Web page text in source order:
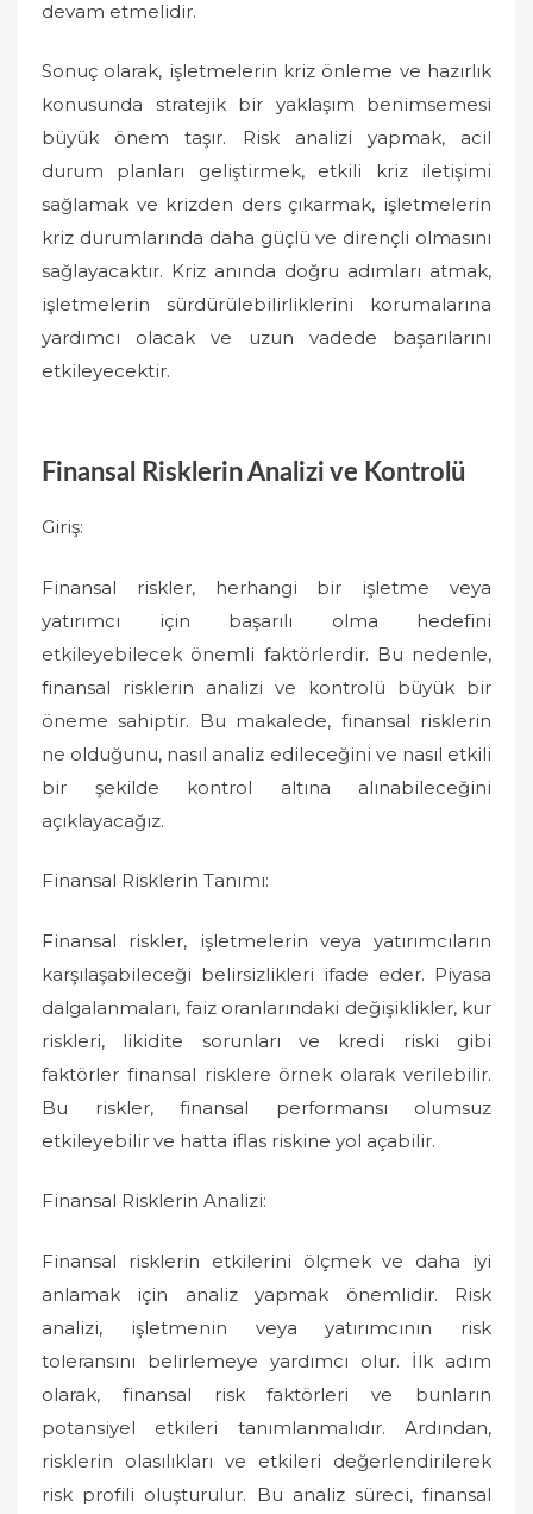
devam etmelidir.
Sonuç olarak, işletmelerin kriz önleme ve hazırlık
konusunda stratejik bir yaklaşım benimsemesi
büyük önem taşır. Risk analizi yapmak, acil
durum planları geliştirmek, etkili kriz iletişimi
sağlamak ve krizden ders çıkarmak, işletmelerin
kriz durumlarında daha güçlü ve dirençli olmasını
sağlayacaktır. Kriz anında doğru adımları atmak,
işletmelerin sürdürülebilirliklerini korumalarına
yardımcı olacak ve uzun vadede başarılarını
etkileyecektir.
Finansal Risklerin Analizi ve Kontrolü
Giriş:
Finansal riskler, herhangi bir işletme veya
yatırımcı için başarılı olma hedefini
etkileyebilecek önemli faktörlerdir. Bu nedenle,
finansal risklerin analizi ve kontrolü büyük bir
öneme sahiptir. Bu makalede, finansal risklerin
ne olduğunu, nasıl analiz edileceğini ve nasıl etkili
bir şekilde kontrol altına alınabileceğini
açıklayacağız.
Finansal Risklerin Tanımı:
Finansal riskler, işletmelerin veya yatırımcıların
karşılaşabileceği belirsizlikleri ifade eder. Piyasa
dalgalanmaları, faiz oranlarındaki değişiklikler, kur
riskleri, likidite sorunları ve kredi riski gibi
faktörler finansal risklere örnek olarak verilebilir.
Bu riskler, finansal performansı olumsuz
etkileyebilir ve hatta iflas riskine yol açabilir.
Finansal Risklerin Analizi:
Finansal risklerin etkilerini ölçmek ve daha iyi
anlamak için analiz yapmak önemlidir. Risk
analizi, işletmenin veya yatırımcının risk
toleransını belirlemeye yardımcı olur. İlk adım
olarak, finansal risk faktörleri ve bunların
potansiyel etkileri tanımlanmalıdır. Ardından,
risklerin olasılıkları ve etkileri değerlendirilerek
risk profili oluşturulur. Bu analiz süreci, finansal